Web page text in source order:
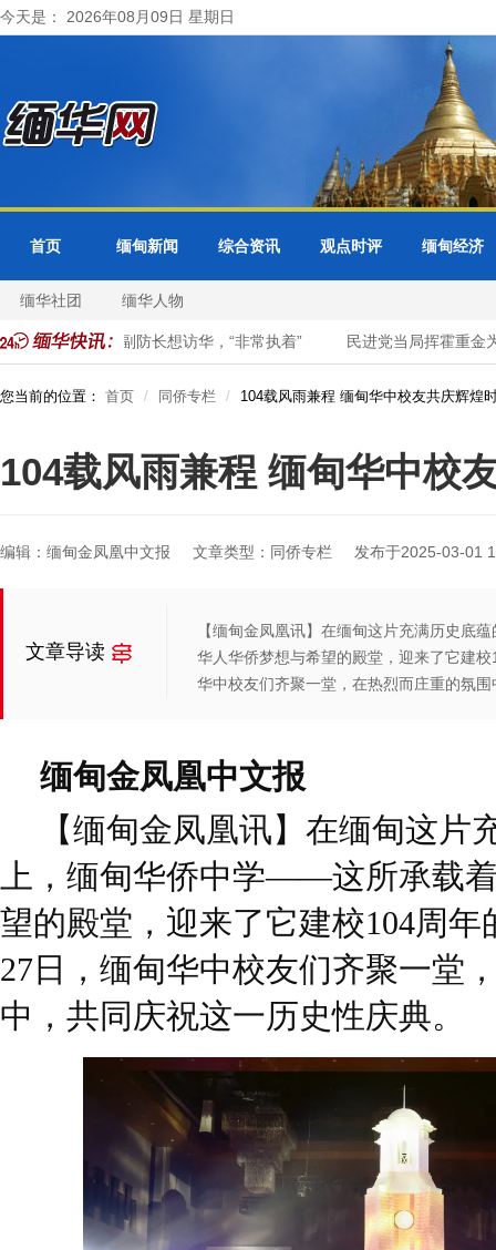
今天是： 2026年08月09日 星期日
首页 缅甸新闻 综合资讯 观点时评 缅甸经济
缅华社团 缅华人物
爆料：美副防长想访华，“非常执着” 民进党当局挥霍重金为“台独
您当前的位置： 首页 同侨专栏 104载风雨兼程 缅甸华中校友共庆辉煌
104载风雨兼程 缅甸华中校
编辑：缅甸金凤凰中文报 文章类型：同侨专栏 发布于2025-03-01
文章导读
【缅甸金凤凰讯】在缅甸这片充满历史
华人华侨梦想与希望的殿堂，迎来了它建
华中校友们齐聚一堂，在热烈而庄重的氛
缅甸金凤凰中文报
【缅甸金凤凰讯】在缅甸这片
上，缅甸华侨中学——这所承载
望的殿堂，迎来了它建校104周年
27日，缅甸华中校友们齐聚一堂
中，共同庆祝这一历史性庆典。